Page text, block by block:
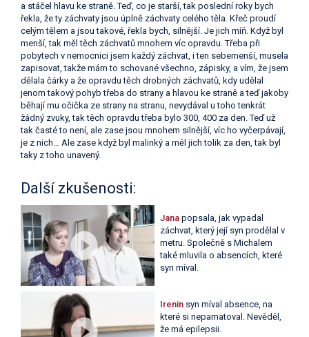
a stáčel hlavu ke straně. Teď, co je starší, tak poslední roky bych
řekla, že ty záchvaty jsou úplně záchvaty celého těla. Křeč proudí
celým tělem a jsou takové, řekla bych, silnější. Je jich míň. Když byl
menší, tak měl těch záchvatů mnohem víc opravdu. Třeba při
pobytech v nemocnici jsem každý záchvat, i ten sebemenší, musela
zapisovat, takže mám to schované všechno, zápisky, a vím, že jsem
dělala čárky a že opravdu těch drobných záchvatů, kdy udělal
jenom takový pohyb třeba do strany a hlavou ke straně a teď jakoby
běhají mu očička ze strany na stranu, nevydával u toho tenkrát
žádný zvuky, tak těch opravdu třeba bylo 300, 400 za den. Teď už
tak časté to není, ale zase jsou mnohem silnější, víc ho vyčerpávají,
je z nich… Ale zase když byl malinký a měl jich tolik za den, tak byl
taky z toho unavený.
Další zkušenosti:
Jana popsala, jak vypadal
záchvat, který její syn prodělal v
metru. Společně s Michalem
také mluvila o absencích, které
syn míval.
Irenin syn míval absence, na
které si nepamatoval. Nevěděl,
že má epilepsii.